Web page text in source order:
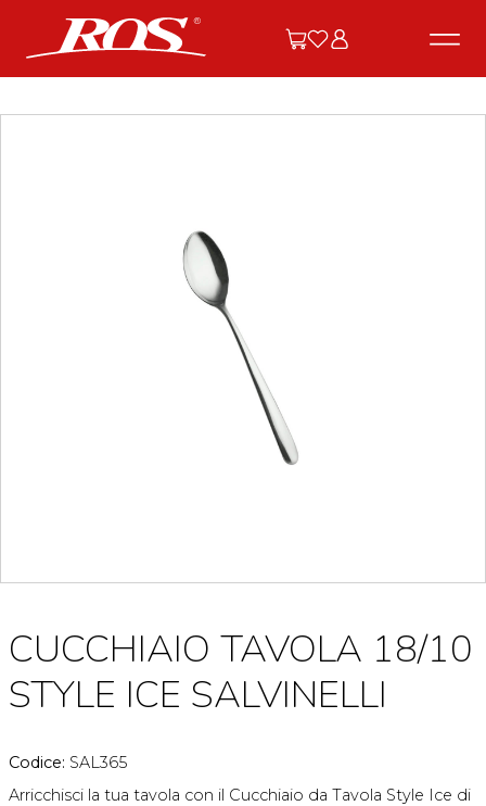
CUCCHIAIO TAVOLA 18/10
STYLE ICE SALVINELLI
Codice: SAL365
Arricchisci la tua tavola con il Cucchiaio da Tavola Style Ice di